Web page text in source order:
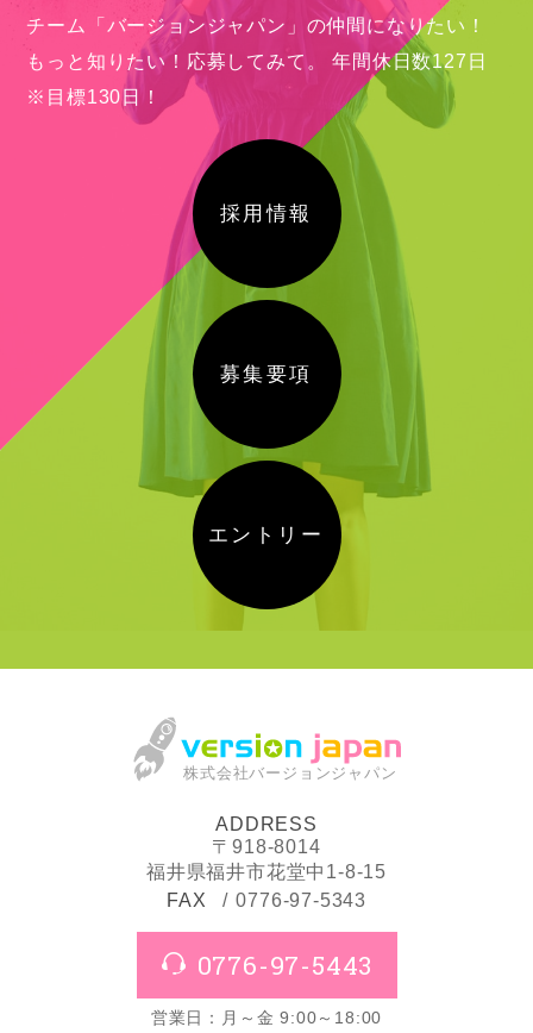
チーム「バージョンジャパン」の仲間になりたい！
もっと知りたい！応募してみて。
年間休日数127日
※目標130日！
採用情報
募集要項
エントリー
株式会社バージョンジャパン
ADDRESS
〒918-8014
福井県福井市花堂中1-8-15
FAX
0776-97-5343
0776-97-5443
営業日：月～金 9:00～18:00